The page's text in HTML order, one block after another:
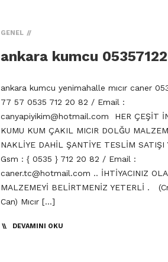
GENEL
ankara kumcu
ankara kumcu yenimahalle mıcır caner
77 57 0535 712 20 82 / Email :
canyapiyikim@hotmail.com HER ÇEŞİT
KUMU KUM ÇAKIL MICIR DOLĞU
NAKLİYE DAHİL ŞANTİYE TESLİM SATIŞI
Gsm : { 0535 } 712 20 82 / Email :
caner.tc@hotmail.com .. İHTİYACINIZ
MALZEMEYİ BELİRTMENİZ YETERLİ .
Can) Mıcır […]
DEVAMINI OKU